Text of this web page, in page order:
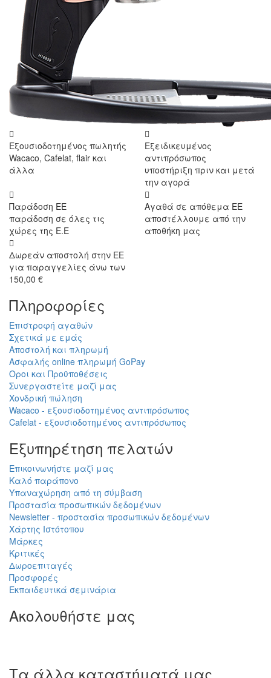
Εξουσιοδοτημένος πωλητής
Wacaco, Cafelat, flair και
άλλα
Εξειδικευμένος
αντιπρόσωπος
υποστήριξη πριν και μετά
την αγορά
Παράδοση ΕΕ
παράδοση σε όλες τις
χώρες της Ε.Ε
Αγαθά σε απόθεμα ΕΕ
αποστέλλουμε από την
αποθήκη μας
Δωρεάν αποστολή στην ΕΕ
για παραγγελίες άνω των
150,00 €
Πληροφορίες
Επιστροφή αγαθών
Σχετικά με εμάς
Αποστολή και πληρωμή
Ασφαλής online πληρωμή GoPay
Οροι και Προϋποθέσεις
Συνεργαστείτε μαζί μας
Χονδρική πώληση
Wacaco - εξουσιοδοτημένος αντιπρόσωπος
Cafelat - εξουσιοδοτημένος αντιπρόσωπος
Εξυπηρέτηση πελατών
Επικοινωνήστε μαζί μας
Καλό παράπονο
Υπαναχώρηση από τη σύμβαση
Προστασία προσωπικών δεδομένων
Newsletter - προστασία προσωπικών δεδομένων
Χάρτης Ιστότοπου
Μάρκες
Κριτικές
Δωροεπιταγές
Προσφορές
Εκπαιδευτικά σεμινάρια
Ακολουθήστε μας
Τα άλλα καταστήματά μας